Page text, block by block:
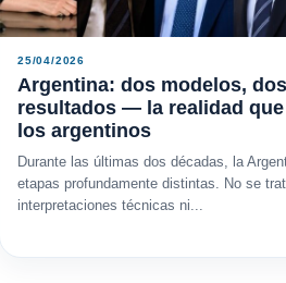
25/04/2026
Argentina: dos modelos, dos
resultados — la realidad
los argentinos
Durante las últimas dos décadas, la
etapas profundamente distintas. No se
interpretaciones técnicas ni...